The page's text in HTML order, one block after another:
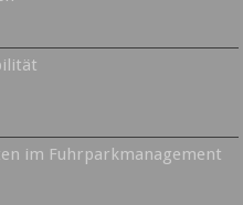
im Fuhrparkmanagement